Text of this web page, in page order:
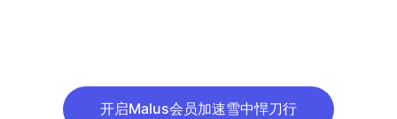
开启Malus会员加速雪中悍刀行